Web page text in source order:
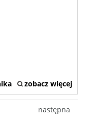
zobacz więcej
następna